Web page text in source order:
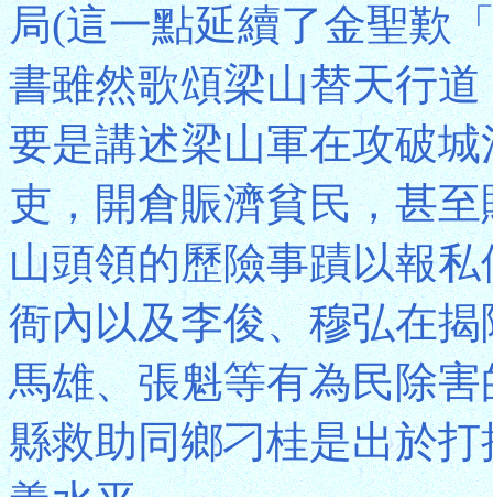
局(這一點延續了金聖歎
書雖然歌頌梁山替天行
要是講述梁山軍在攻破
吏，開倉賑濟貧民，甚
山頭領的歷險事蹟以報
衙內以及李俊、穆弘在
馬雄、張魁等有為民除
縣救助同鄉刁桂是出於